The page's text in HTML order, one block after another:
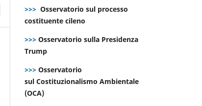
>>> Osservatorio sul processo
costituente cileno
>>> Osservatorio sulla Presidenza
Trump
>>> Osservatorio
sul Costituzionalismo Ambientale
(OCA)